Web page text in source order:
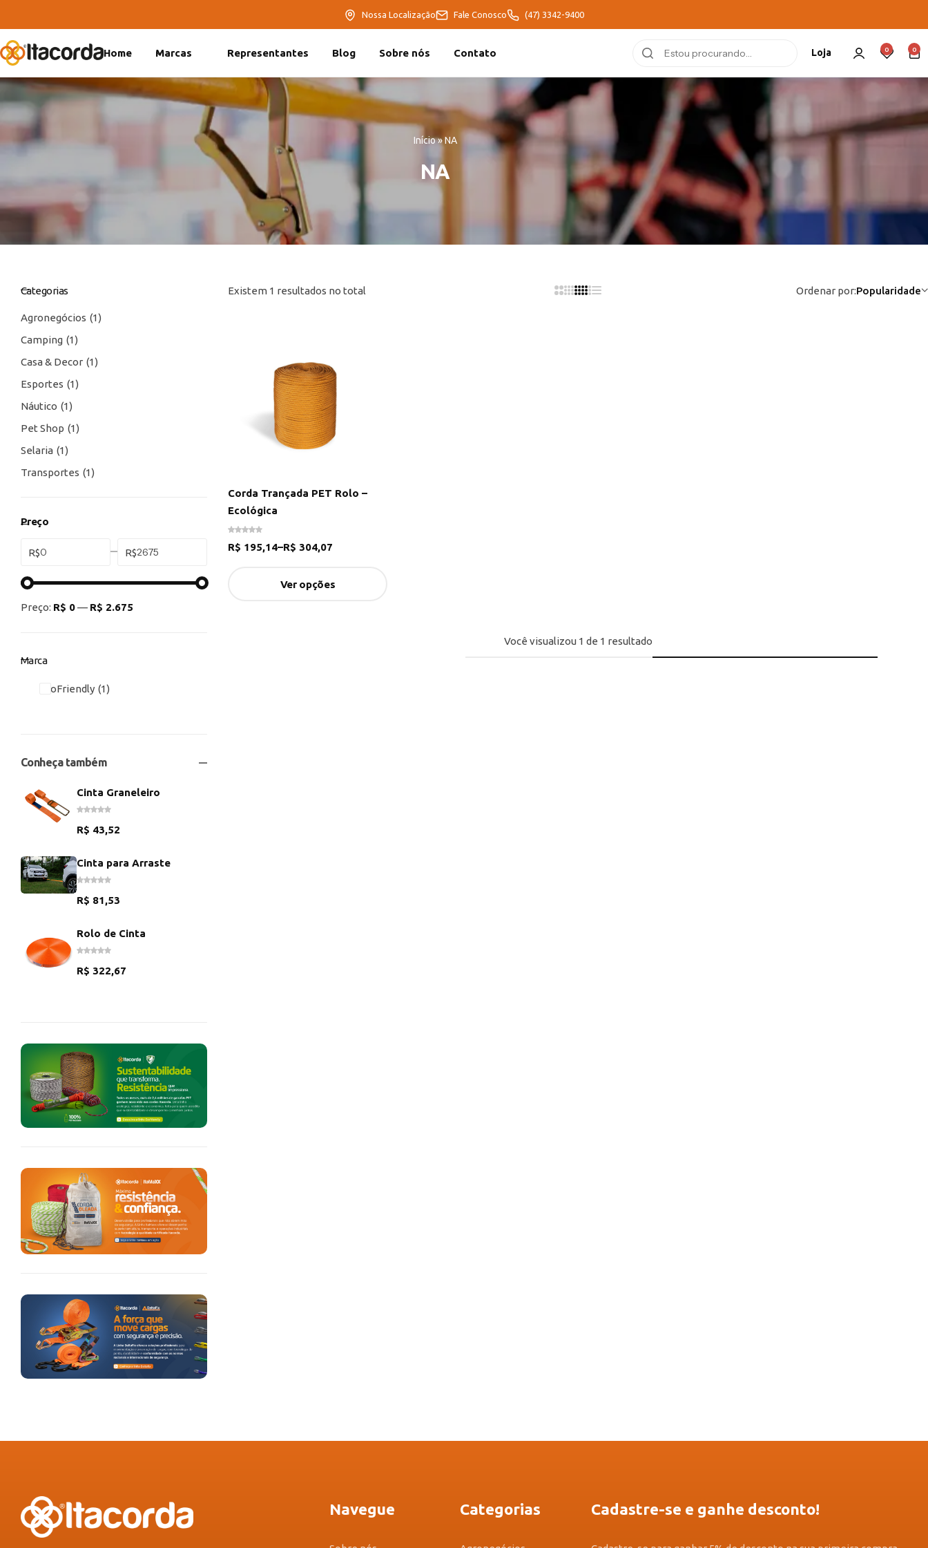
Nossa Localização Fale Conosco (47) 3342-9400
Home Marcas Representantes Blog Sobre nós Contato Loja 0 0
Início»NA
NA
Existem 1 resultados no total Ordenar por:Popularidade
Corda Trançada PET Rolo –
Ecológica
R$ 195,14–R$ 304,07
Ver opções
Você visualizou 1 de 1 resultado
Categorias
Agronegócios
1
Camping 1
Casa & Decor 1
Esportes
1
Náutico
1
Pet Shop
1
Selaria 1
Transportes
1
Preço
R$ R$
Preço: R$ 0— R$ 2.675
Marca
EcoFriendly 1
Conheça também
Cinta Graneleiro
R$ 43,52
Cinta para Arraste
R$ 81,53
Rolo de Cinta
R$ 322,67
Navegue Categorias Cadastre-se e ganhe desconto!
DeltaFix
EcoFriendly
ItaMaxx